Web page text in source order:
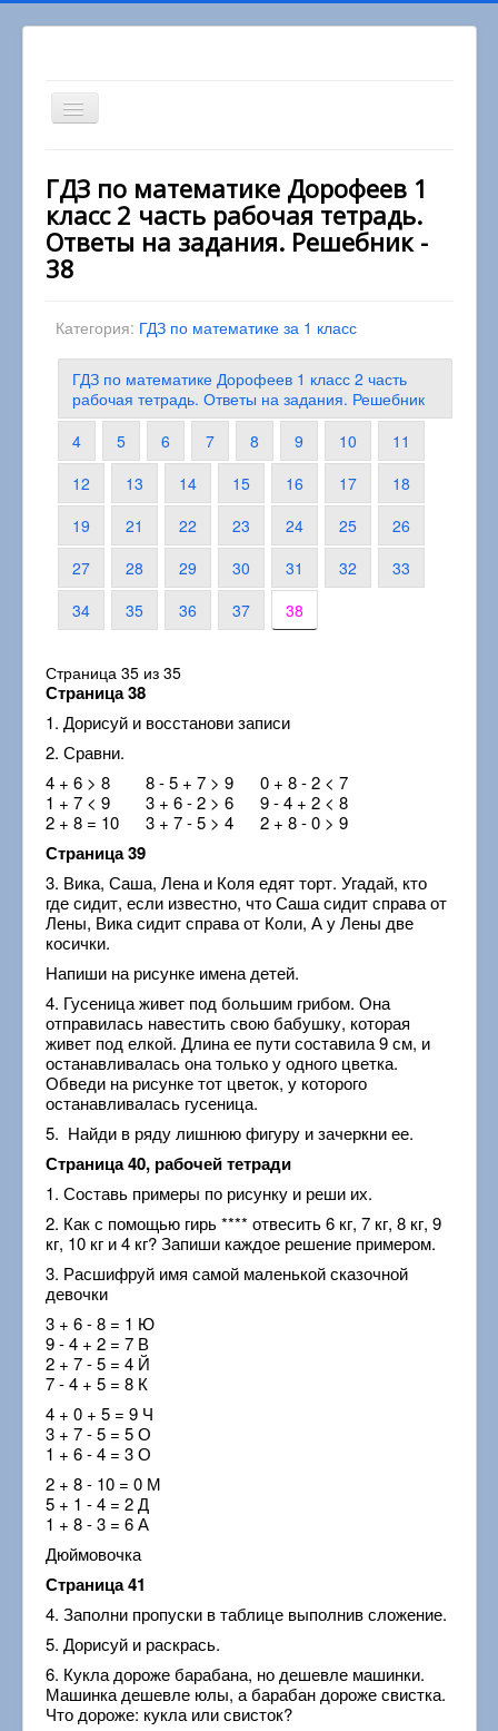
Включить/
выключить
Вы здесь:
Математика 1 класс
ГДЗ по математике Дорофеев 1 класс 2 часть
рабочая тетрадь. Ответы на задания. Решебник
ГДЗ по математике Дорофеев 1
класс 2 часть рабочая тетрадь.
Ответы на задания. Решебник -
38
Категория: ГДЗ по математике за 1 класс
ГДЗ по математике Дорофеев 1 класс 2 часть
рабочая тетрадь. Ответы на задания. Решебник
4
5 6 7 8 9 10
11
12
13 14 15 16 17
18
19
21 22 23 24 25
26
27
28 29 30 31 32
33
34
35 36 37 38
Страница 35 из 35
Страница 38
1. Дорисуй и восстанови записи
2. Сравни.
4 + 6 > 8 8 - 5 + 7 > 9 0 + 8 - 2 < 7
1 + 7 < 9 3 + 6 - 2 > 6 9 - 4 + 2 < 8
2 + 8 = 10 3 + 7 - 5 > 4 2 + 8 - 0 > 9
Страница 39
3. Вика, Саша, Лена и Коля едят торт. Угадай, кто
где сидит, если известно, что Саша сидит справа от
Лены, Вика сидит справа от Коли, А у Лены две
косички.
Напиши на рисунке имена детей.
4. Гусеница живет под большим грибом. Она
отправилась навестить свою бабушку, которая
живет под елкой. Длина ее пути составила 9 см, и
останавливалась она только у одного цветка.
Обведи на рисунке тот цветок, у которого
останавливалась гусеница.
5. Найди в ряду лишнюю фигуру и зачеркни ее.
Страница 40, рабочей тетради
1. Составь примеры по рисунку и реши их.
2. Как с помощью гирь **** отвесить 6 кг, 7 кг, 8 кг, 9
кг, 10 кг и 4 кг? Запиши каждое решение примером.
3. Расшифруй имя самой маленькой сказочной
девочки
3 + 6 - 8 = 1 Ю
9 - 4 + 2 = 7 В
2 + 7 - 5 = 4 Й
7 - 4 + 5 = 8 К
4 + 0 + 5 = 9 Ч
3 + 7 - 5 = 5 О
1 + 6 - 4 = 3 О
2 + 8 - 10 = 0 М
5 + 1 - 4 = 2 Д
1 + 8 - 3 = 6 А
Дюймовочка
Страница 41
4. Заполни пропуски в таблице выполнив сложение.
5. Дорисуй и раскрась.
6. Кукла дороже барабана, но дешевле машинки.
Машинка дешевле юлы, а барабан дороже свистка.
Что дороже: кукла или свисток?